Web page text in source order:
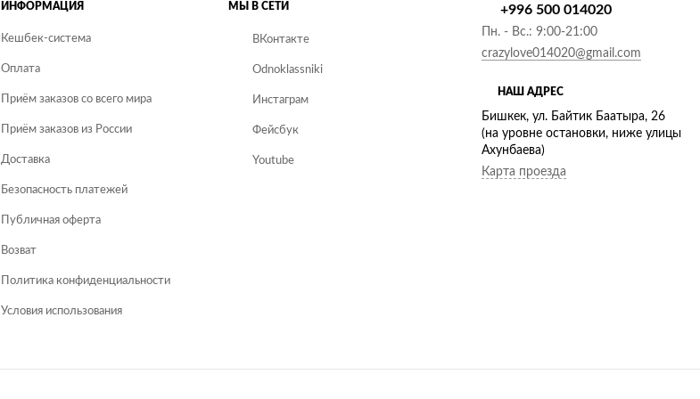
ИНФОРМАЦИЯ
Кешбек-система
Оплата
Приём заказов со всего мира
Приём заказов из России
Доставка
Безопасность платежей
Публичная оферта
Возват
Политика конфиденциальности
Условия использования
МЫ В СЕТИ
ВКонтакте
Odnoklassniki
Инстаграм
Фейсбук
Youtube
НАШ АДРЕС
Бишкек, ул. Байтик Баатыра, 26
(на уровне остановки, ниже улицы
Ахунбаева)
Карта проезда
+996 500 014020
Пн. - Вс.: 9:00-21:00
crazylove014020@gmail.com